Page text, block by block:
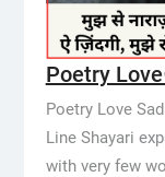
Poetry
Poetry Love
Line Shayari
with very few